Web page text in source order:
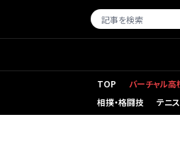
TOP バーチャル
相撲・格闘技
テニス